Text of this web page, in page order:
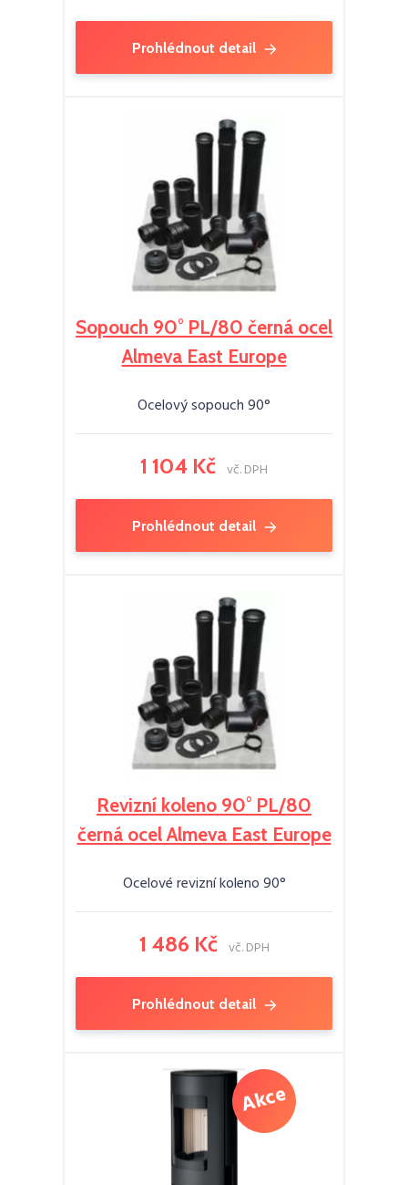
Prohlédnout detail
Sopouch 90° PL/80 černá ocel
Almeva East Europe
Ocelový sopouch 90°
1 104 Kč vč. DPH
Prohlédnout detail
Revizní koleno 90° PL/80
černá ocel Almeva East Europe
Ocelové revizní koleno 90°
1 486 Kč vč. DPH
Prohlédnout detail